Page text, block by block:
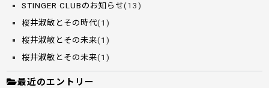
STINGER CLUBのお知らせ(13)
桜井淑敏とその時代(1)
桜井淑敏とその未来(1)
桜井淑敏とその未来(1)
最近のエントリー